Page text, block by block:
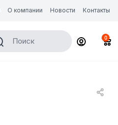
О компании Новости Контакты
Поиск 0